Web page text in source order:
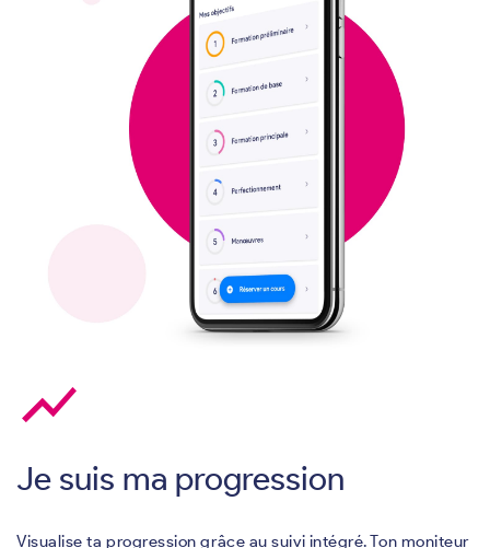
show_chart
Je suis ma progression
Visualise ta progression grâce au suivi intégré. Ton moniteur